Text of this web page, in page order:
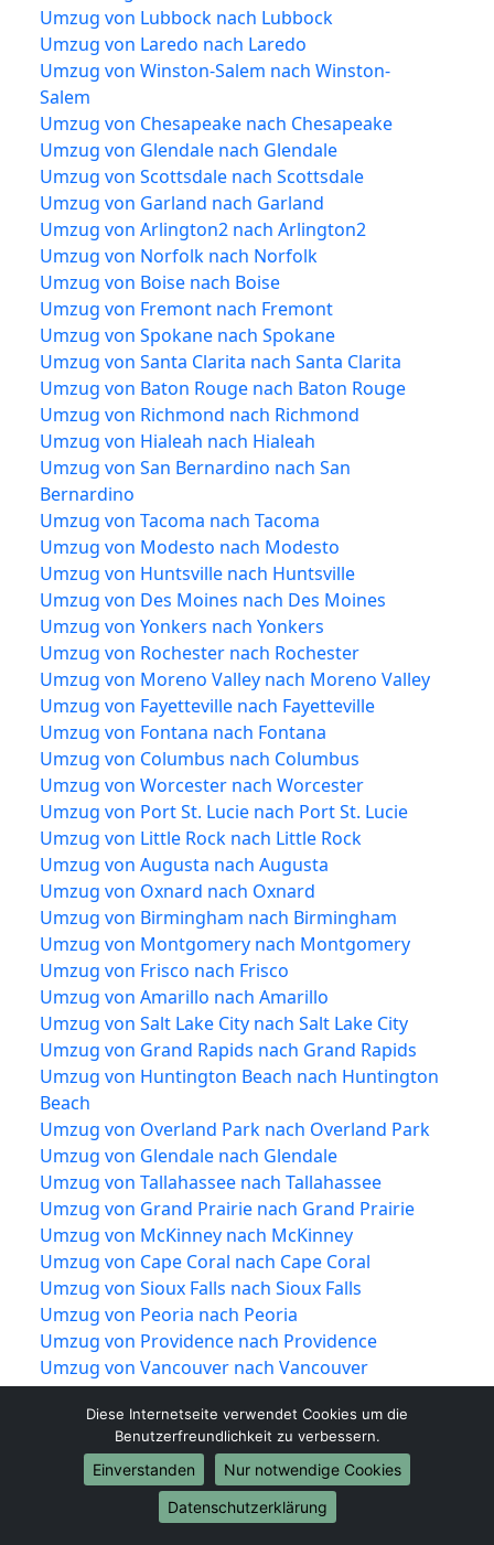
Umzug von Lubbock nach Lubbock
Umzug von Laredo nach Laredo
Umzug von Winston-Salem nach Winston-
Salem
Umzug von Chesapeake nach Chesapeake
Umzug von Glendale nach Glendale
Umzug von Scottsdale nach Scottsdale
Umzug von Garland nach Garland
Umzug von Arlington2 nach Arlington2
Umzug von Norfolk nach Norfolk
Umzug von Boise nach Boise
Umzug von Fremont nach Fremont
Umzug von Spokane nach Spokane
Umzug von Santa Clarita nach Santa Clarita
Umzug von Baton Rouge nach Baton Rouge
Umzug von Richmond nach Richmond
Umzug von Hialeah nach Hialeah
Umzug von San Bernardino nach San
Bernardino
Umzug von Tacoma nach Tacoma
Umzug von Modesto nach Modesto
Umzug von Huntsville nach Huntsville
Umzug von Des Moines nach Des Moines
Umzug von Yonkers nach Yonkers
Umzug von Rochester nach Rochester
Umzug von Moreno Valley nach Moreno Valley
Umzug von Fayetteville nach Fayetteville
Umzug von Fontana nach Fontana
Umzug von Columbus nach Columbus
Umzug von Worcester nach Worcester
Umzug von Port St. Lucie nach Port St. Lucie
Umzug von Little Rock nach Little Rock
Umzug von Augusta nach Augusta
Umzug von Oxnard nach Oxnard
Umzug von Birmingham nach Birmingham
Umzug von Montgomery nach Montgomery
Umzug von Frisco nach Frisco
Umzug von Amarillo nach Amarillo
Umzug von Salt Lake City nach Salt Lake City
Umzug von Grand Rapids nach Grand Rapids
Umzug von Huntington Beach nach Huntington
Beach
Umzug von Overland Park nach Overland Park
Umzug von Glendale nach Glendale
Umzug von Tallahassee nach Tallahassee
Umzug von Grand Prairie nach Grand Prairie
Umzug von McKinney nach McKinney
Umzug von Cape Coral nach Cape Coral
Umzug von Sioux Falls nach Sioux Falls
Umzug von Peoria nach Peoria
Umzug von Providence nach Providence
Umzug von Vancouver nach Vancouver
Umzug von Knoxville nach Knoxville
Umzug von Akron nach Akron
Umzug von Shreveport nach Shreveport
Umzug von Mobile nach Mobile
Umzug von Brownsville nach Brownsville
Umzug von Newport News nach Newport
Diese Internetseite verwendet Cookies um die
Benutzerfreundlichkeit zu verbessern.
Einverstanden
Nur notwendige Cookies
Datenschutzerklärung